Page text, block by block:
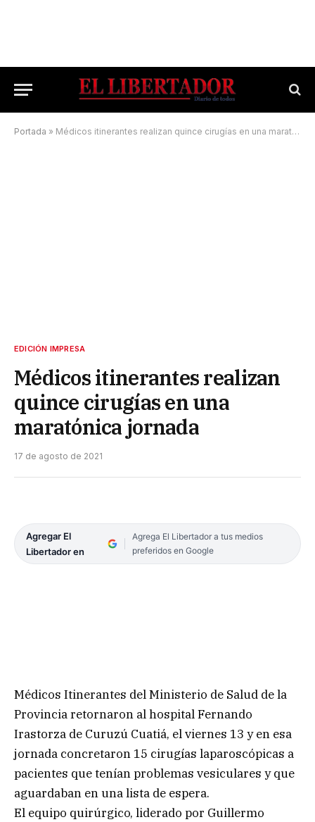
Portada » Médicos itinerantes realizan quince cirugías en una maratónica jornada
EDICIÓN IMPRESA
Médicos itinerantes realizan
quince cirugías en una
maratónica jornada
17 de agosto de 2021
Agregar El
Libertador en
Agrega El Libertador a tus medios
preferidos en Google
Médicos Itinerantes del Ministerio de Salud de la
Provincia retornaron al hospital Fernando
Irastorza de Curuzú Cuatiá, el viernes 13 y en esa
jornada concretaron 15 cirugías laparoscópicas a
pacientes que tenían problemas vesiculares y que
aguardaban en una lista de espera.
El equipo quirúrgico, liderado por Guillermo